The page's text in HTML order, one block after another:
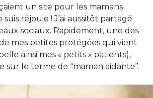
un site pour les mamans
suis réjouie ! J’ai aussitôt partagé
sociaux. Rapidement, une des
mes petites protégées qui vient
ainsi mes « petits » patients),
sur le terme de “maman aidante”.